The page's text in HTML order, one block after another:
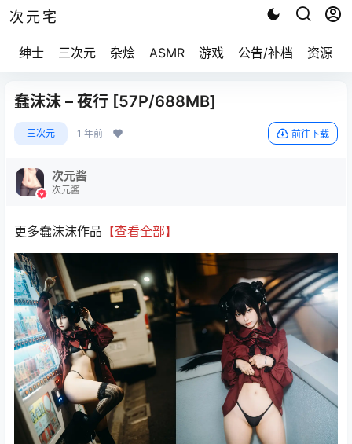
次元宅
绅士 三次元 杂烩 ASMR 游戏 公告/补档 资源求
蠢沫沫 – 夜行 [57P/688MB]
三次元 1 年前 前往下载
次元酱
次元酱
更多蠢沫沫作品 【查看全部】